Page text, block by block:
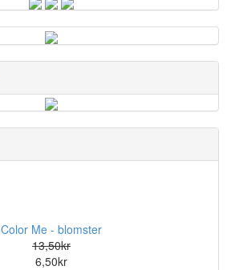
Color Me - blomster
13,50kr
6,50kr